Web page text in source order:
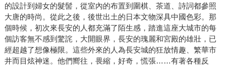
的設計到婦女的髮髻，從室內的布置到圍棋、茶道、詩詞都參照
大唐的時尚。從此之後，後世出土的日本文物深具中國色彩。那
個時候，初次來長安的人都充滿了陌生感，踏進這座大城市的每
個訪客無不感到驚詫，大開眼界，長安的瑰麗和宮殿的雄壯，已
經超越了想像極限。這些外來的人為長安城的狂放情趣、繁華市
井而目炫神迷。他們嚮往，畏縮，好奇，慌張……有著各種反